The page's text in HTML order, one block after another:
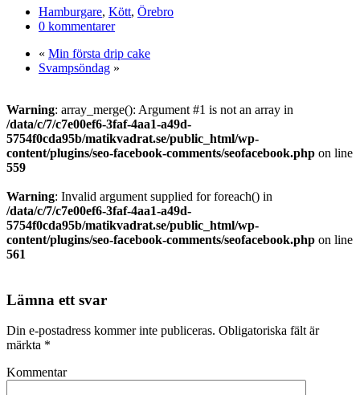
Hamburgare, Kött, Örebro
0 kommentarer
« Min första drip cake
Svampsöndag »
Warning: array_merge(): Argument #1 is not an array in
/data/c/7/c7e00ef6-3faf-4aa1-a49d-
5754f0cda95b/matikvadrat.se/public_html/wp-
content/plugins/seo-facebook-comments/seofacebook.php on line
559
Warning: Invalid argument supplied for foreach() in
/data/c/7/c7e00ef6-3faf-4aa1-a49d-
5754f0cda95b/matikvadrat.se/public_html/wp-
content/plugins/seo-facebook-comments/seofacebook.php on line
561
Lämna ett svar
Din e-postadress kommer inte publiceras. Obligatoriska fält är
märkta *
Kommentar